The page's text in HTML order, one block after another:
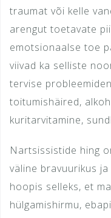
traumat või kelle
arengut toetavate
emotsionaalse toe
viivad ka selliste
tervise
toitumishäired,
kuritarvitamine,
Nartsissistide hing
väline bravuurikus
hoopis selleks, et
hülgamishirmu,